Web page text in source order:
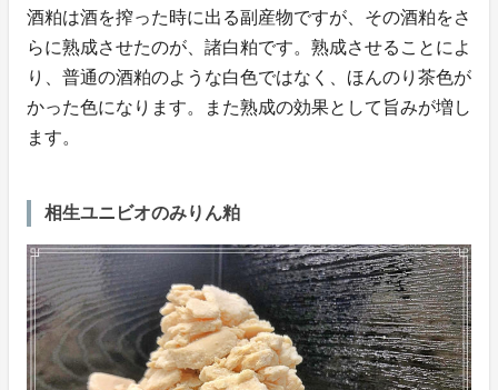
酒粕は酒を搾った時に出る副産物ですが、その酒粕をさ
らに熟成させたのが、諸白粕です。熟成させることによ
り、普通の酒粕のような白色ではなく、ほんのり茶色が
かった色になります。また熟成の効果として旨みが増し
ます。
相生ユニビオのみりん粕